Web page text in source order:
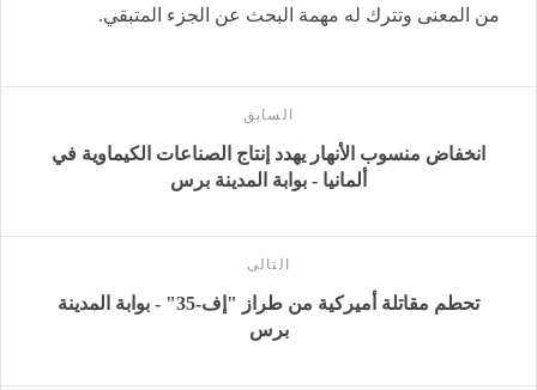
من المعنى وتترك له مهمة البحث عن الجزء المتبقي.
السابق
انخفاض منسوب الأنهار يهدد إنتاج الصناعات الكيماوية في
ألمانيا - بوابة المدينة برس
التالى
تحطم مقاتلة أميركية من طراز "إف-35" - بوابة المدينة
برس